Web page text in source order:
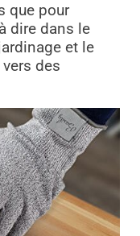
que pour
dire dans le
et le
des